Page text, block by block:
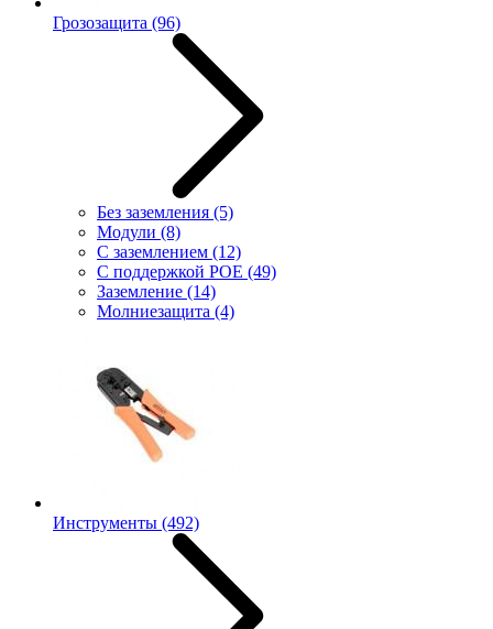
Грозозащита (96)
Без заземления (5)
Модули (8)
С заземлением (12)
С поддержкой POE (49)
Заземление (14)
Молниезащита (4)
Инструменты (492)